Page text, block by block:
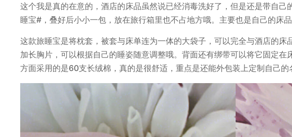
这个我是真的在意的，酒店的床品虽然说已经消毒洗好了，但是还是带自
睡宝#，叠好后小小一包，放在旅行箱里也不占地方哦。主要也是自己的床
这款旅睡宝是将枕套，被套与床单连为一体的大袋子，可以完全与酒店的
加长胸片，可以根据自己的睡姿随意调整哦。背面还有绑带可以将它固定
方面采用的是60支长绒棉，真的是很舒适，重点是还能外包装上定制自己的